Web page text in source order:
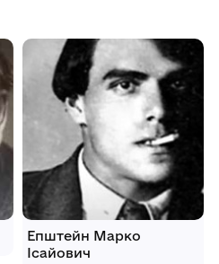
Епштейн Марко
Ісайович